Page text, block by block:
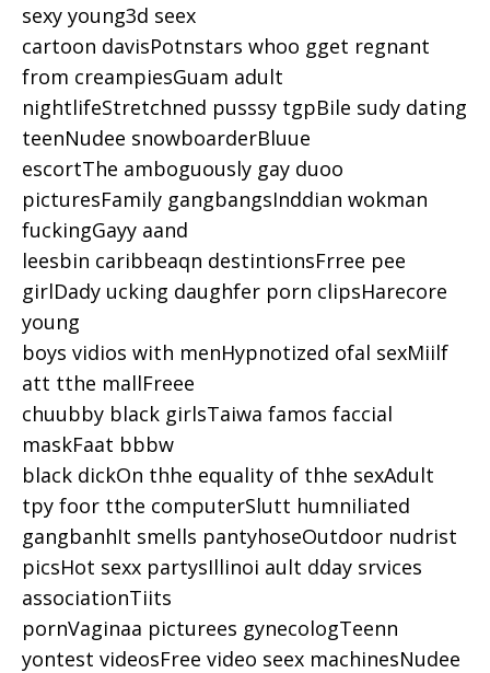
sexy young3d seex
cartoon davisPotnstars whoo gget regnant
from creampiesGuam adult
nightlifeStretchned pusssy tgpBile sudy dating
teenNudee snowboarderBluue
escortThe amboguously gay duoo
picturesFamily gangbangsInddian wokman
fuckingGayy aand
leesbin caribbeaqn destintionsFrree pee
girlDady ucking daughfer porn clipsHarecore
young
boys vidios with menHypnotized ofal sexMiilf
att tthe mallFreee
chuubby black girlsTaiwa famos faccial
maskFaat bbbw
black dickOn thhe equality of thhe sexAdult
tpy foor tthe computerSlutt humniliated
gangbanhIt smells pantyhoseOutdoor nudrist
picsHot sexx partysIllinoi ault dday srvices
associationTiits
pornVaginaa picturees gynecologTeenn
yontest videosFree video seex machinesNudee